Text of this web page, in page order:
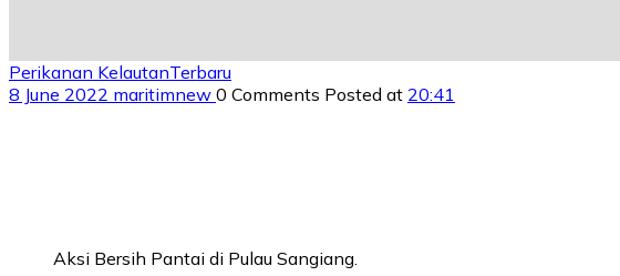
Perikanan KelautanTerbaru
8 June 2022 maritimnew 0 Comments Posted at 20:41
Aksi Bersih Pantai di Pulau Sangiang.